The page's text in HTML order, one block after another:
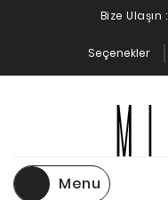
Bize Ulaşın :
Seçenekler
Menu